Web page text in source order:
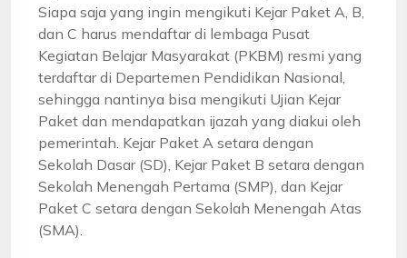
Siapa saja yang ingin mengikuti Kejar Paket A, B,
dan C harus mendaftar di lembaga Pusat
Kegiatan Belajar Masyarakat (PKBM) resmi yang
terdaftar di Departemen Pendidikan Nasional,
sehingga nantinya bisa mengikuti Ujian Kejar
Paket dan mendapatkan ijazah yang diakui oleh
pemerintah. Kejar Paket A setara dengan
Sekolah Dasar (SD), Kejar Paket B setara dengan
Sekolah Menengah Pertama (SMP), dan Kejar
Paket C setara dengan Sekolah Menengah Atas
(SMA).